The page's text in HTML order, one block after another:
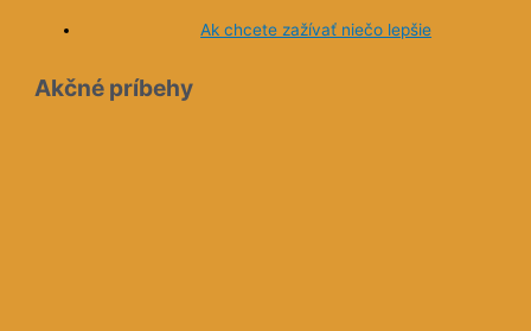
Ak chcete zažívať niečo lepšie
Akčné príbehy